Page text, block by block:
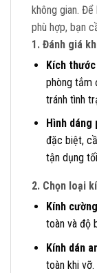
không gian.
phù hợp, bạn
1. Đánh giá
Kích
phòng tắm
tránh tình
Hình
đặc biệt,
tận dụng
2. Chọn loại
Kính
toàn và độ
Kính dán
toàn khi vỡ.